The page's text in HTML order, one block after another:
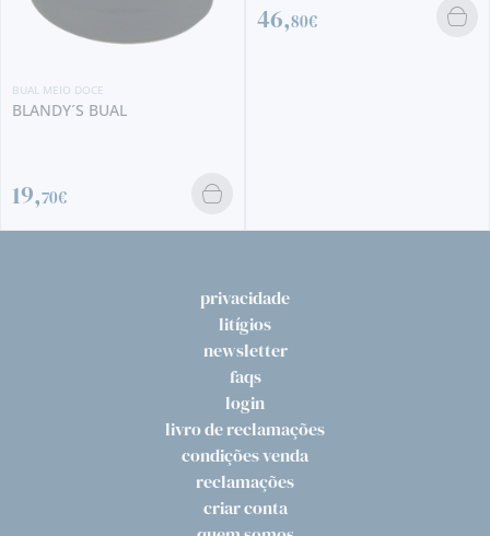
46,80€
privacidade
litígios
newsletter
faqs
login
livro de reclamações
condições venda
reclamações
criar conta